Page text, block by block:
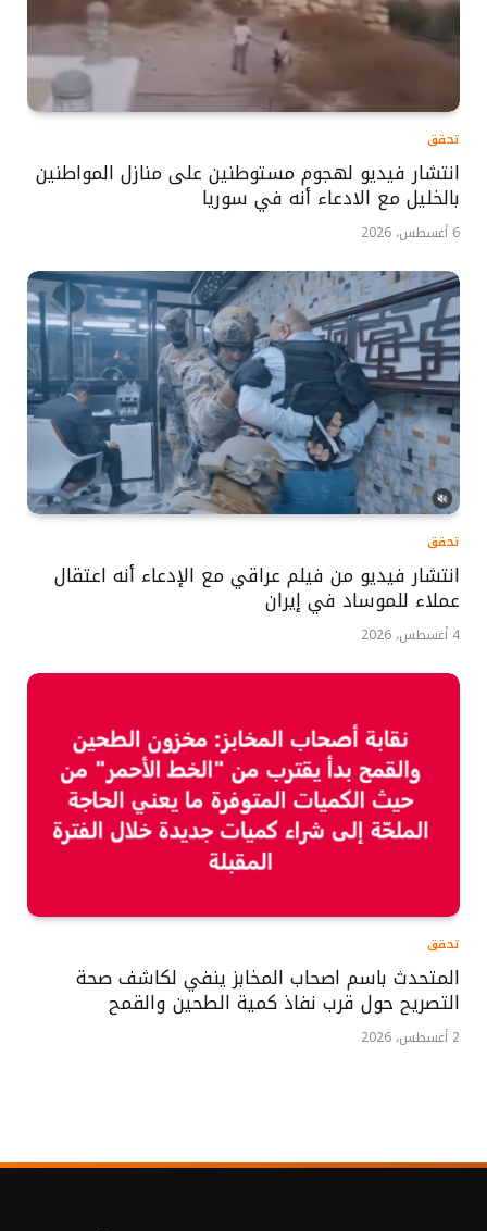
تحقق
انتشار فيديو لهجوم مستوطنين على منازل المواطنين
بالخليل مع الادعاء أنه في سوريا
6 أغسطس، 2026
تحقق
انتشار فيديو من فيلم عراقي مع الإدعاء أنه اعتقال
عملاء للموساد في إيران
4 أغسطس، 2026
تحقق
المتحدث باسم اصحاب المخابز ينفي لكاشف صحة
التصريح حول قرب نفاذ كمية الطحين والقمح
2 أغسطس، 2026